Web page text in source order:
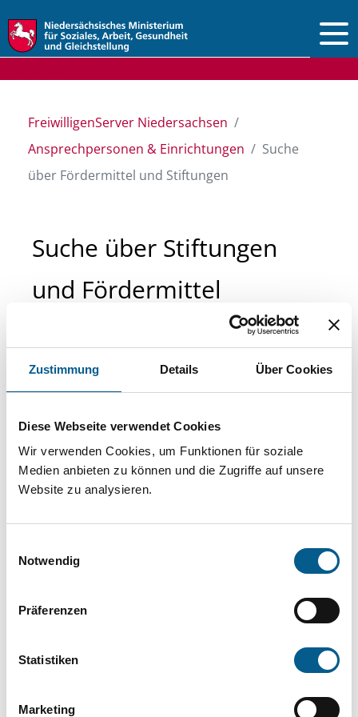
Zustimmung Details Über Cookies
Diese Webseite verwendet Cookies
Wir verwenden Cookies, um Funktionen für soziale
Medien anbieten zu können und die Zugriffe auf unsere
Website zu analysieren.
Notwendig
Präferenzen
Statistiken
Marketing
FreiwilligenServer Niedersachsen
Ansprechpersonen & Einrichtungen
Suche
über Fördermittel und Stiftungen
Suche über Stiftungen
und Fördermittel
Sie suchen finanzielle Unterstützung für ein
Projekt oder ein Vorhaben? Hier können Sie
direkt über unsere Fördermitteldatenbank und
Stiftungsdatenbank recherchieren. Bei der
Suche bitte die Groß- und Kleinschreibung
beachten.
Bitte Suchbegriff eingeben. Ergebnisse
können durch die Wahl von Bereichen oder
Suchen